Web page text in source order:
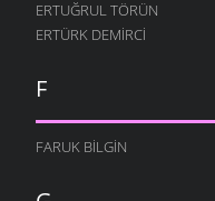
ERTUĞRUL TÖRÜN
ERTÜRK DEMIRCI
F
FARUK BILGIN